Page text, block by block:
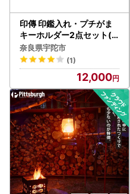
印傳 印鑑入れ・プチがま
キーホルダー2点セット(
男性用)
奈良県宇陀市
(1)
12,000